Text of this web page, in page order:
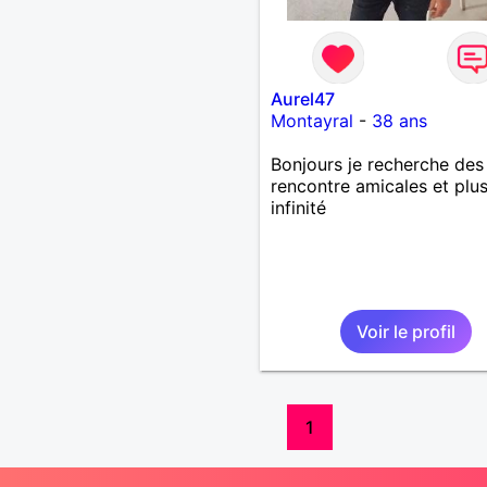
Aurel47
Montayral - 38 ans
Bonjours je recherche des
rencontre amicales et
infinité
Voir le profil
1